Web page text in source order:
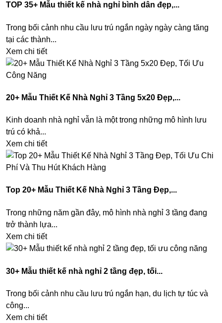
TOP 35+ Mẫu thiết kế nhà nghỉ bình dân đẹp,...
Trong bối cảnh nhu cầu lưu trú ngắn ngày ngày càng tăng
tại các thành...
Xem chi tiết
20+ Mẫu Thiết Kế Nhà Nghỉ 3 Tầng 5x20 Đẹp,...
Kinh doanh nhà nghỉ vẫn là một trong những mô hình lưu
trú có khả...
Xem chi tiết
Top 20+ Mẫu Thiết Kế Nhà Nghỉ 3 Tầng Đẹp,...
Trong những năm gần đây, mô hình nhà nghỉ 3 tầng đang
trở thành lựa...
Xem chi tiết
30+ Mẫu thiết kế nhà nghỉ 2 tầng đẹp, tối...
Trong bối cảnh nhu cầu lưu trú ngắn hạn, du lịch tự túc và
công...
Xem chi tiết